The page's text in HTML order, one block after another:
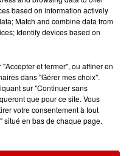
cette commune
Loire a été
deux...
en Deux-
based on information actively
Match and combine data from
Identify devices based on
et fermer", ou affiner en
dans "Gérer mes choix".
sur "Continuer sans
que pour ce site. Vous
votre consentement à tout
situé en bas de chaque page.